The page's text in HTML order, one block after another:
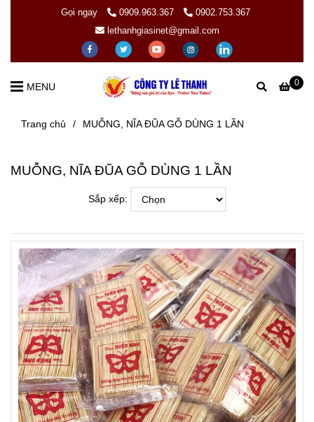
Gọi ngay 0909.963.367
0902.753.367
lethanhgiasinet@gmail.com
0
MENU
Trang chủ / MUỖNG, NĨA ĐŨA GỖ DÙNG 1 LẦN
MUỖNG, NĨA ĐŨA GỖ DÙNG 1 LẦN
Sắp xếp: